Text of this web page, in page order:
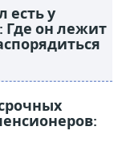
есть у
Где он лежит